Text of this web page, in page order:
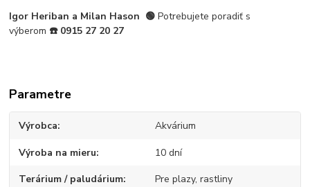
Igor Heriban a Milan Hason 🟢Potrebujete poradiť s
výberom ☎️ 0915 27 20 27
Parametre
Výrobca Akvárium
Výroba na mieru 10 dní
Terárium / paludárium Pre plazy, rastliny